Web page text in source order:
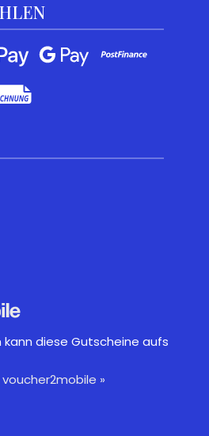
diese Gutscheine aufs
»